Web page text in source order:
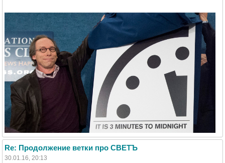
Re: Продолжение ветки про СВЕТЪ
30.01.16, 20:13